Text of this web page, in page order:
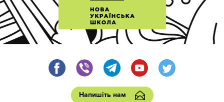
Напишіть нам